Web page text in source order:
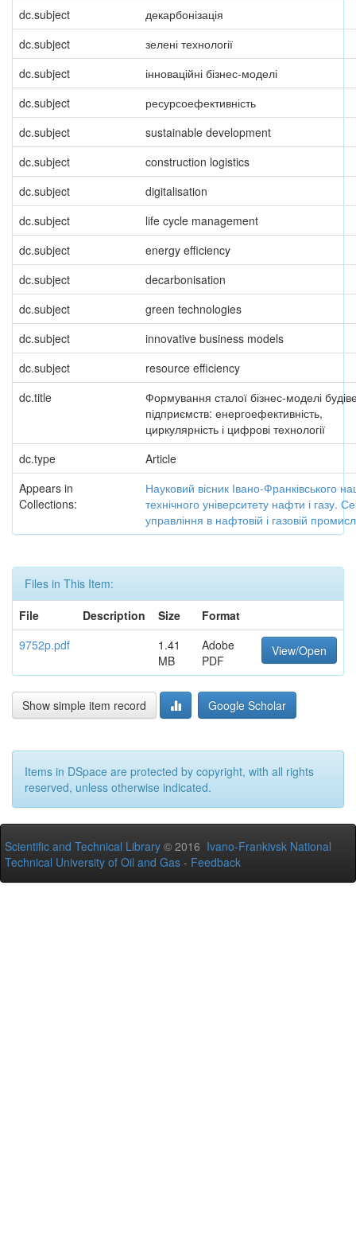
dc.subject
декарбонізація
dc.subject
зелені технології
dc.subject
інноваційні бізнес-моделі
dc.subject
ресурсоефективність
dc.subject
sustainable development
dc.subject
construction logistics
dc.subject
digitalisation
dc.subject
life cycle management
dc.subject
energy efficiency
dc.subject
decarbonisation
dc.subject
green technologies
dc.subject
innovative business models
dc.subject
resource efficiency
dc.title
Формування сталої бізнес-моделі
підприємств: енергоефективність,
циркулярність і цифрові технології
dc.type
Article
Appears in
Collections:
Науковий вісник Івано-Франківського
технічного університету нафти і газу.
управління в нафтовій і газовій
Files in This Item:
File
Description Size
Format
9752p.pdf
1.41
MB
Adobe
PDF
View/Open
Show simple item record Google Scholar
Items in DSpace are protected by copyright, with all rights
reserved, unless otherwise indicated.
Scientific and Technical Library © 2016 Ivano-Frankivsk National
Technical University of Oil and Gas - Feedback